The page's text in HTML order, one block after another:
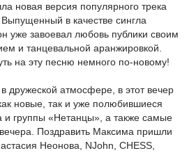
новая версия популярного трека
в качестве сингла
уже завоевал любовь публики своим
и танцевальной аранжировкой.
на эту песню немного по-новому!
дружеской атмосфере, в этот вечер
новые, так и уже полюбившиеся
и группы «Нетанцы», а также самые
вечера. Поздравить Максима пришли
Неонова, NJohn, CHESS,